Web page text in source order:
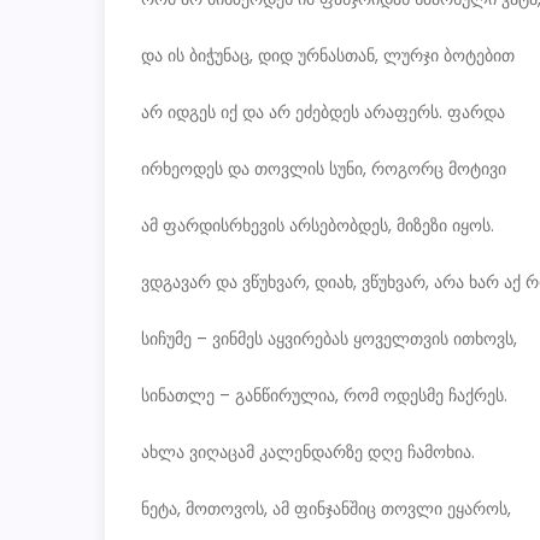
და ის ბიჭუნაც, დიდ ურნასთან, ლურჯი ბოტებით
არ იდგეს იქ და არ ეძებდეს არაფერს. ფარდა
ირხეოდეს და თოვლის სუნი, როგორც მოტივი
ამ ფარდისრხევის არსებობდეს, მიზეზი იყოს.
ვდგავარ და ვწუხვარ, დიახ, ვწუხვარ, არა ხარ აქ
სიჩუმე – ვინმეს აყვირებას ყოველთვის ითხოვს,
სინათლე – განწირულია, რომ ოდესმე ჩაქრეს.
ახლა ვიღაცამ კალენდარზე დღე ჩამოხია.
ნეტა, მოთოვოს, ამ ფინჯანშიც თოვლი ეყაროს,